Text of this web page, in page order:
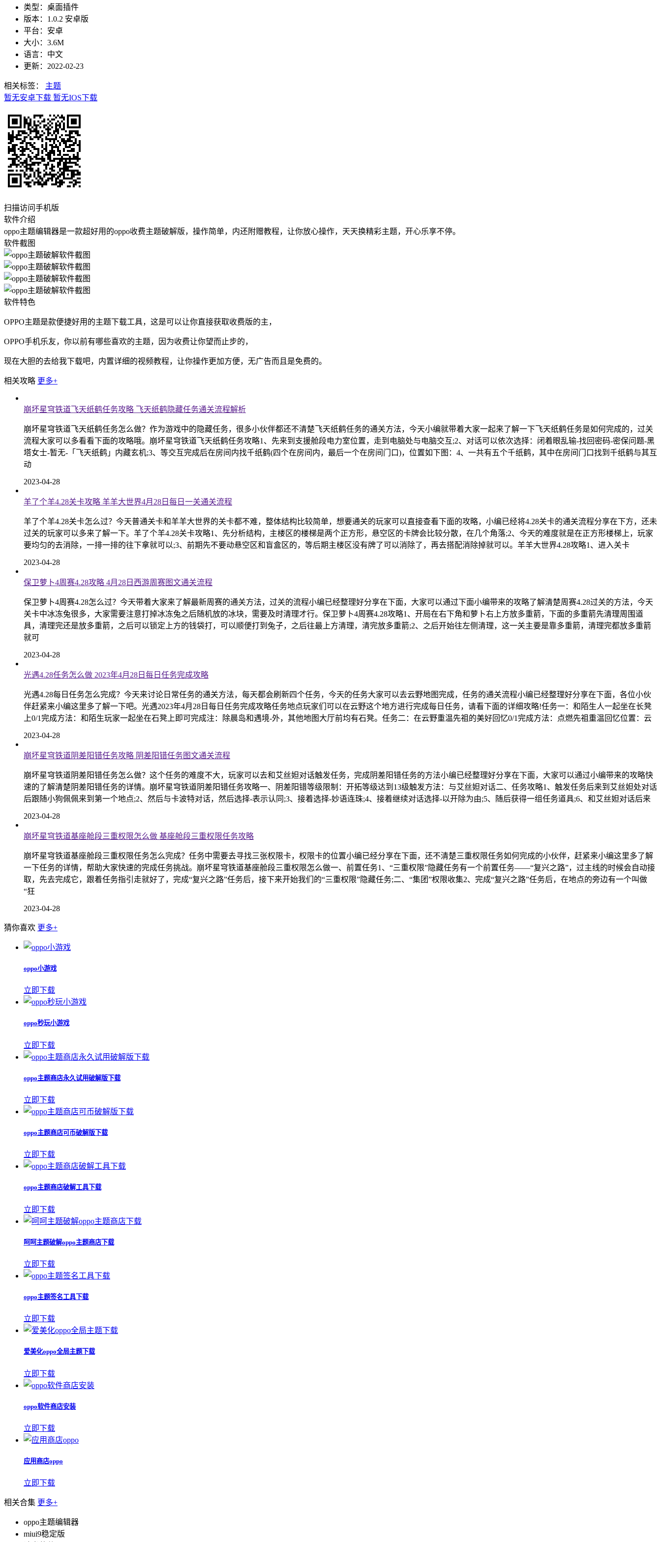
类型：桌面插件
版本：1.0.2 安卓版
平台：安卓
大小：3.6M
语言：中文
更新：2022-02-23
相关标签：
主题
暂无安卓下载 暂无IOS下载
扫描访问手机版
软件介绍
oppo主题编辑器是一款超好用的oppo收费主题破解版，操作简单，内还附赠教程，让你放心操作，天天换精彩主题，开心乐享不停。
软件截图
软件特色
OPPO主题是款便捷好用的主题下载工具，这是可以让你直接获取收费版的主，
OPPO手机乐友，你以前有哪些喜欢的主题，因为收费让你望而止步的，
现在大胆的去给我下载吧，内置详细的视频教程，让你操作更加方便，无广告而且是免费的。
相关攻略 更多+
崩坏星穹铁道飞天纸鹤任务攻略 飞天纸鹤隐藏任务通关流程解析
崩坏星穹铁道飞天纸鹤任务怎么做？作为游戏中的隐藏任务，很多小伙伴都还不清楚飞天纸鹤任务的通关方法，今天小编就带着大家一起来了解一下飞天纸鹤任务是如何完成的，过关
流程大家可以多看看下面的攻略哦。崩坏星穹铁道飞天纸鹤任务攻略1、先来到支援舱段电力室位置，走到电脑处与电脑交互;2、对话可以依次选择：闭着眼乱输-找回密码-密保问题-黑
塔女士-暂无-「飞天纸鹤」内藏玄机;3、等交互完成后在房间内找千纸鹤(四个在房间内，最后一个在房间门口)，位置如下图：4、一共有五个千纸鹤，其中在房间门口找到千纸鹤与其互
动
2023-04-28
羊了个羊4.28关卡攻略 羊羊大世界4月28日每日一关通关流程
羊了个羊4.28关卡怎么过？今天普通关卡和羊羊大世界的关卡都不难，整体结构比较简单，想要通关的玩家可以直接查看下面的攻略，小编已经将4.28关卡的通关流程分享在下方，还未
过关的玩家可以多来了解一下。羊了个羊4.28关卡攻略1、先分析结构，主楼区的楼梯是两个正方形，悬空区的卡牌会比较分散，在几个角落;2、今天的难度就是在正方形楼梯上，玩家
要均匀的去消除，一排一排的往下拿就可以;3、前期先不要动悬空区和盲盒区的，等后期主楼区没有牌了可以消除了，再去搭配消除掉就可以。羊羊大世界4.28攻略1、进入关卡
2023-04-28
保卫萝卜4周赛4.28攻略 4月28日西游周赛图文通关流程
保卫萝卜4周赛4.28怎么过？今天带着大家来了解最新周赛的通关方法，过关的流程小编已经整理好分享在下面，大家可以通过下面小编带来的攻略了解清楚周赛4.28过关的方法，今天
关卡中冰冻兔很多，大家需要注意打掉冰冻兔之后随机放的冰块，需要及时清理才行。保卫萝卜4周赛4.28攻略1、开局在右下角和萝卜右上方放多重箭，下面的多重箭先清理周围道
具，清理完还是放多重箭，之后可以锁定上方的钱袋打，可以顺便打到兔子，之后往最上方清理，清完放多重箭;2、之后开始往左侧清理，这一关主要是靠多重箭，清理完都放多重箭
就可
2023-04-28
光遇4.28任务怎么做 2023年4月28日每日任务完成攻略
光遇4.28每日任务怎么完成？今天来讨论日常任务的通关方法，每天都会刷新四个任务，今天的任务大家可以去云野地图完成，任务的通关流程小编已经整理好分享在下面，各位小伙
伴赶紧来小编这里多了解一下吧。光遇2023年4月28日每日任务完成攻略任务地点玩家们可以在云野这个地方进行完成每日任务，请看下面的详细攻略!任务一：和陌生人一起坐在长凳
上0/1完成方法：和陌生玩家一起坐在石凳上即可完成注：除晨岛和遇境-外，其他地图大厅前均有石凳。任务二：在云野重温先祖的美好回忆0/1完成方法：点燃先祖重温回忆位置：云
2023-04-28
崩坏星穹铁道阴差阳错任务攻略 阴差阳错任务图文通关流程
崩坏星穹铁道阴差阳错任务怎么做？这个任务的难度不大，玩家可以去和艾丝妲对话触发任务，完成阴差阳错任务的方法小编已经整理好分享在下面，大家可以通过小编带来的攻略快
速的了解清楚阴差阳错任务的详情。崩坏星穹铁道阴差阳错任务攻略一、阴差阳错等级限制：开拓等级达到13级触发方法：与艾丝妲对话二、任务攻略1、触发任务后来到艾丝妲处对话
后跟随小狗佩佩来到第一个地点;2、然后与卡波特对话，然后选择-表示认同;3、接着选择-妙语连珠;4、接着继续对话选择-以开除为由;5、随后获得一组任务道具;6、和艾丝妲对话后来
2023-04-28
崩坏星穹铁道基座舱段三重权限怎么做 基座舱段三重权限任务攻略
崩坏星穹铁道基座舱段三重权限任务怎么完成？任务中需要去寻找三张权限卡，权限卡的位置小编已经分享在下面，还不清楚三重权限任务如何完成的小伙伴，赶紧来小编这里多了解
一下任务的详情，帮助大家快速的完成任务挑战。崩坏星穹铁道基座舱段三重权限怎么做一、前置任务1、“三重权限”隐藏任务有一个前置任务——“复兴之路”，过主线的时候会自动接
取，先去完成它，跟着任务指引走就好了，完成“复兴之路”任务后，接下来开始我们的“三重权限”隐藏任务;二、“集团”权限收集2、完成“复兴之路”任务后，在地点的旁边有一个叫做
“狂
2023-04-28
猜你喜欢 更多+
oppo小游戏
立即下载
oppo秒玩小游戏
立即下载
oppo主题商店永久试用破解版下载
立即下载
oppo主题商店可币破解版下载
立即下载
oppo主题商店破解工具下载
立即下载
呵呵主题破解oppo主题商店下载
立即下载
oppo主题签名工具下载
立即下载
爱美化oppo全局主题下载
立即下载
oppo软件商店安装
立即下载
应用商店oppo
立即下载
相关合集 更多+
oppo主题编辑器
miui9稳定版